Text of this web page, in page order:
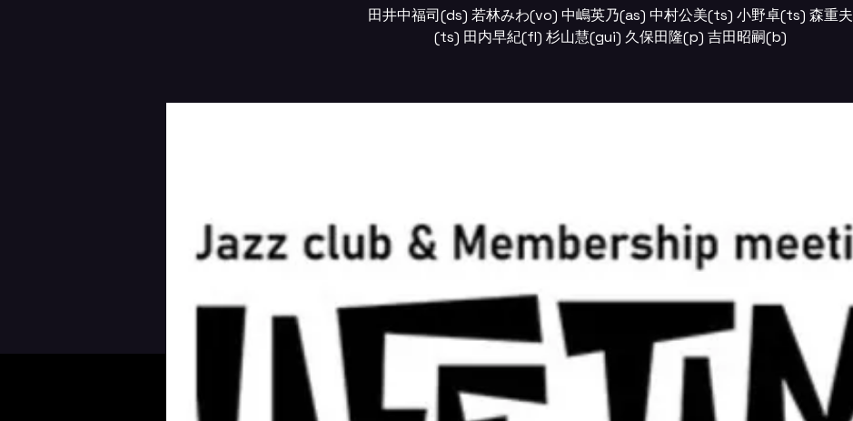
田井中福司(ds) 若林みわ(vo) 中嶋英乃(as) 中村公美(ts) 小野卓(ts) 森重夫
(ts) 田内早紀(fl) 杉山慧(gui) 久保田隆(p) 吉田昭嗣(b)